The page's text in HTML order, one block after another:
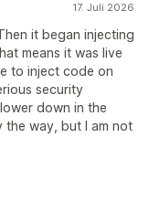
17. Juli 2026
it began injecting
means it was live
to inject code on
security
down in the
way, but I am not